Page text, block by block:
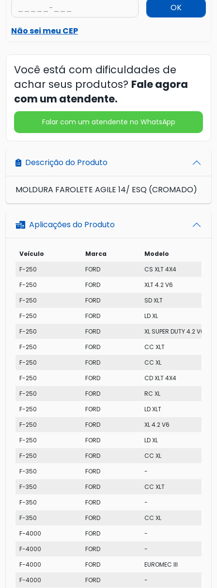
OK
Não sei meu CEP
Você está com dificuldades de
achar seus produtos? Fale agora
com um atendente.
Falar com um atendente no WhatsApp
Descrição do Produto
MOLDURA FAROLETE AGILE 14/ ESQ (CROMADO)
Aplicações do Produto
Veículo Marca
Modelo
F-250
FORD
CS XLT 4X4
F-250
FORD
XLT 4.2 V6
F-250
FORD
SD XLT
F-250
FORD
LD XL
F-250
FORD
XL SUPER DUTY 4.2 V6
F-250
FORD
CC XLT
F-250
FORD
CC XL
F-250
FORD
CD XLT 4X4
F-250
FORD
RC XL
F-250
FORD
LD XLT
F-250
FORD
XL 4.2 V6
F-250
FORD
LD XL
F-250
FORD
CC XL
F-350
FORD
-
F-350
FORD
CC XLT
F-350
FORD
-
F-350
FORD
CC XL
F-4000
FORD
-
F-4000
FORD
-
F-4000
FORD
EUROMEC III
F-4000
FORD -